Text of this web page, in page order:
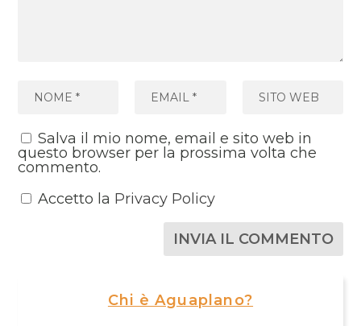
Salva il mio nome, email e sito web in
questo browser per la prossima volta che
commento.
Accetto la Privacy Policy
Chi è Aguaplano?